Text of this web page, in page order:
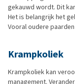
gekauwd wordt. Dit
Het is belangrijk het
Vooral oudere
Krampkoliek
Krampkoliek kan
management.